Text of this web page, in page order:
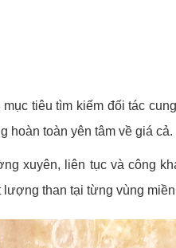
tiêu tìm kiếm đối tác
hoàn toàn yên tâm về giá cả.
xuyên, liên tục và công
than tại từng vùng